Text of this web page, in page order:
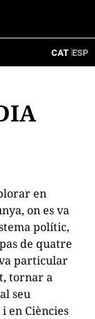
CAT ESP
en
on es va
polític,
de quatre
particular
tornar a
seu
en Ciències